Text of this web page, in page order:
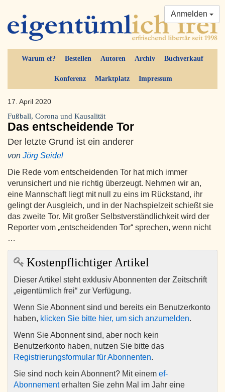
Warum ef? Bestellen Autoren Archiv Buchverkauf
Konferenz Marktplatz Impressum
Anmelden
17. April 2020
Fußball, Corona und Kausalität
Das entscheidende Tor
Der letzte Grund ist ein anderer
von Jörg Seidel
Die Rede vom entscheidenden Tor hat mich immer
verunsichert und nie richtig überzeugt. Nehmen wir an,
eine Mannschaft liegt mit null zu eins im Rückstand, ihr
gelingt der Ausgleich, und in der Nachspielzeit schießt sie
das zweite Tor. Mit großer Selbstverständlichkeit wird der
Reporter vom „entscheidenden Tor“ sprechen, wenn nicht
…
Kostenpflichtiger Artikel
Dieser Artikel steht exklusiv Abonnenten der Zeitschrift
„eigentümlich frei“ zur Verfügung.
Wenn Sie Abonnent sind und bereits ein Benutzerkonto
haben, klicken Sie bitte hier, um sich anzumelden.
Wenn Sie Abonnent sind, aber noch kein
Benutzerkonto haben, nutzen Sie bitte das
Registrierungsformular für Abonnenten.
Sie sind noch kein Abonnent? Mit einem ef-
Abonnementerhalten Sie zehn Mal im Jahr eine